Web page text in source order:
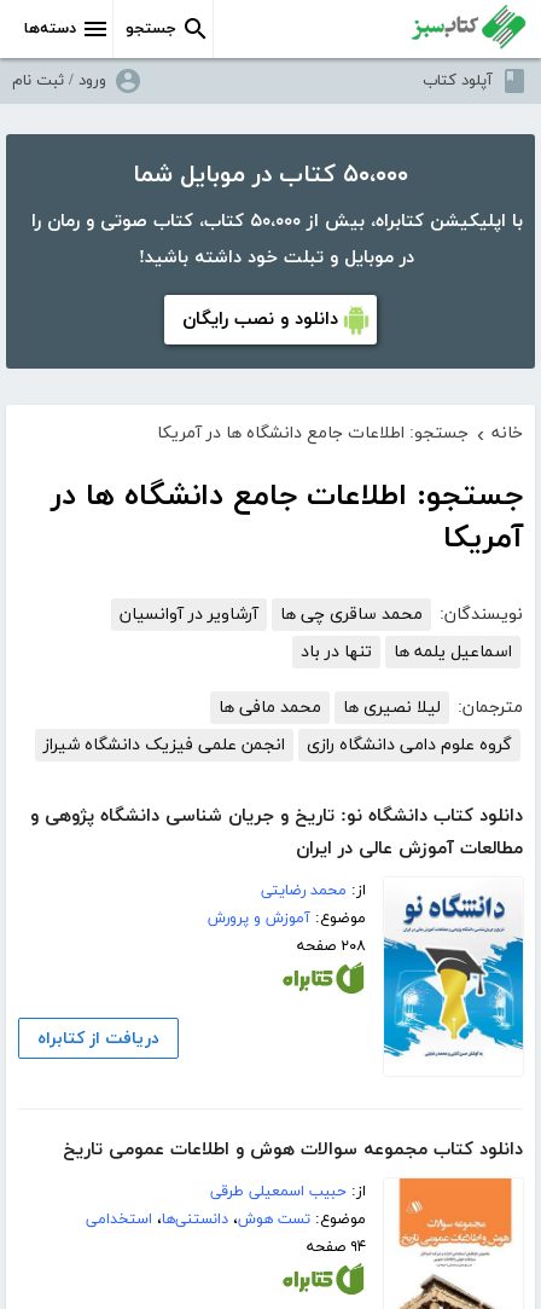
دسته‌ها جستجو
آپلود کتاب ورود / ثبت نام
۵۰،۰۰۰ کتاب در موبایل شما
با اپلیکیشن کتابراه، بیش از ۵۰،۰۰۰ کتاب، کتاب صوتی و رمان را
در موبایل و تبلت خود داشته باشید!
دانلود و نصب رایگان
خانه › جستجو: اطلاعات جامع دانشگاه ها در آمریکا
جستجو: اطلاعات جامع دانشگاه ها در
آمریکا
نویسندگان: محمد ساقری چی ها
آرشاویر در آوانسیان
اسماعیل یلمه ها
تنها در باد
مترجمان: لیلا نصیری ها
محمد مافی ها
گروه علوم دامی دانشگاه رازی
انجمن علمی فیزیک دانشگاه شیراز
دانلود کتاب دانشگاه نو: تاریخ و جریان شناسی دانشگاه پژوهی و
مطالعات آموزش عالی در ایران
از: محمد رضایتی
موضوع:آموزش و پرورش
۲۰۸ صفحه
دریافت از کتابراه
دانلود کتاب مجموعه سوالات هوش و اطلاعات عمومی تاریخ
از:حبیب اسمعیلی طرقی
موضوع:تست هوش،دانستنی‌ها، استخدامی
۹۴ صفحه